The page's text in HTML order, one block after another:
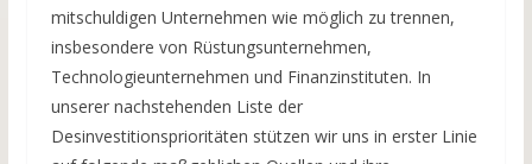
mitschuldigen Unternehmen wie möglich zu trennen,
insbesondere von Rüstungsunternehmen,
Technologieunternehmen und Finanzinstituten. In
unserer nachstehenden Liste der
Desinvestitionsprioritäten stützen wir uns in erster Linie